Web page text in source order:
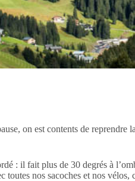
on est contents de
: il fait plus de 30 degrés à
nos sacoches et nos vélos,